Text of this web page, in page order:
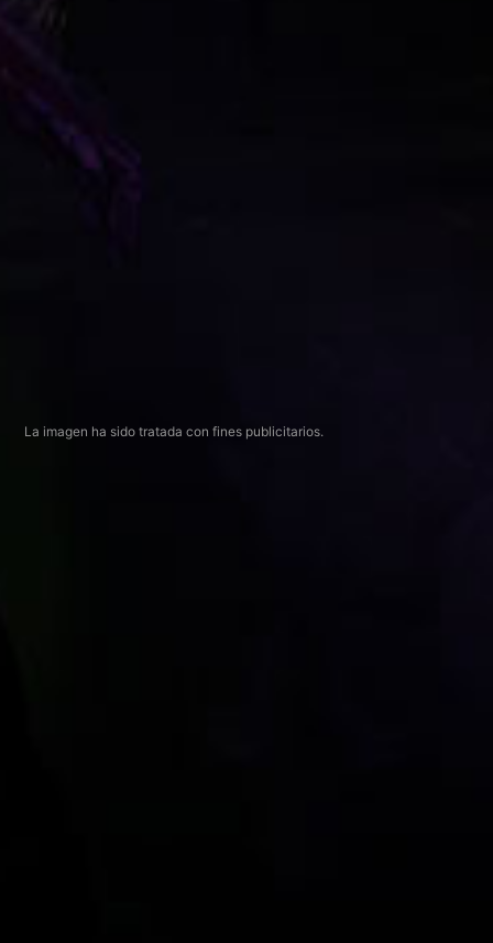
La imagen ha sido tratada con fines publicitarios.